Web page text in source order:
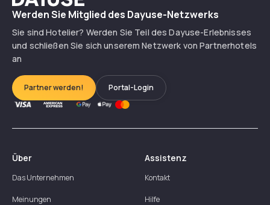
Werden Sie Mitglied des Dayuse-Netzwerks
Sie sind Hotelier? Werden Sie Teil des Dayuse-Erlebnisses
und schließen Sie sich unserem Netzwerk von Partnerhotels
an
Partner werden! Portal-Login
Über
Das Unternehmen
Meinungen
Assistenz
Kontakt
Hilfe